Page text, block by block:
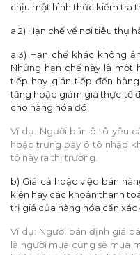
chịu một hình thức kiểm tra
a.2) Hạn chế về nơi tiêu thụ
a.3) Hạn chế khác không
Những hạn chế này là một
tiếp hay gián tiếp đến
tăng hoặc giảm giá thực tế
cho hàng hóa đó.
Ví dụ: Người bán ô tô yêu
hoặc trưng bày ô tô nhập
tô này ra thị trường.
b) Giá cả hoặc việc bán
kiện hay các khoản thanh
trị giá của hàng hóa cần xác
Ví dụ: Người bán định giá
là người mua cũng sẽ mua